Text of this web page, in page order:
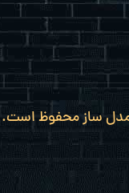
ساز محفوظ است.